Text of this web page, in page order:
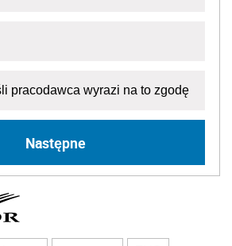
pracodawca wyrazi na to zgodę
Następne